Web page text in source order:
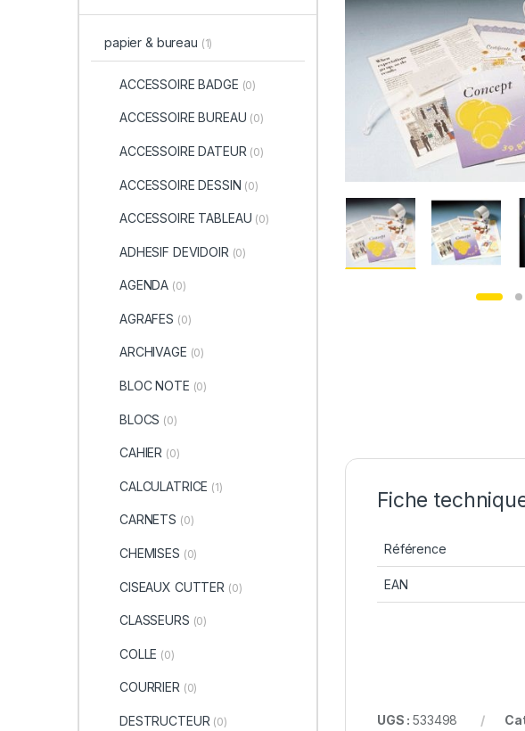
Fiche
Référence
EAN
UGS :533498
papier & bureau (1)
ACCESSOIRE BADGE (0)
ACCESSOIRE BUREAU (0)
ACCESSOIRE DATEUR (0)
ACCESSOIRE DESSIN (0)
ACCESSOIRE TABLEAU (0)
ADHESIF DEVIDOIR (0)
AGENDA (0)
AGRAFES (0)
ARCHIVAGE (0)
BLOC NOTE (0)
BLOCS (0)
CAHIER (0)
CALCULATRICE (1)
CARNETS (0)
CHEMISES (0)
CISEAUX CUTTER (0)
CLASSEURS (0)
COLLE (0)
COURRIER (0)
DESTRUCTEUR (0)